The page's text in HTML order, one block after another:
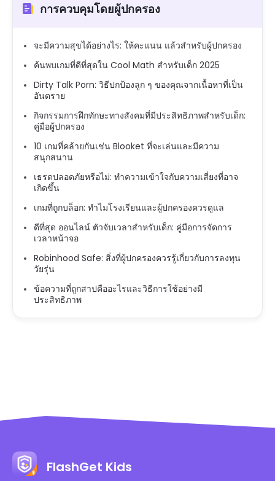
การควบคุมโดยผู้ปกครอง
จะมีความสุขได้อย่างไร: ให้คะแนน แล้วสำหรับผู้ปกครอง
ค้นพบเกมที่ดีที่สุดใน Cool Math สำหรับเด็ก 2025
Dirty Talk Porn: วิธีปกป้องลูก ๆ ของคุณจากเนื้อหาที่เป็น
อันตราย
กิจกรรมการฝึกทักษะทางสังคมที่มีประสิทธิภาพสำหรับเด็ก:
คู่มือผู้ปกครอง
10 เกมที่คล้ายกันเช่น Blooket ที่จะเล่นและมีความ
สนุกสนาน
เธรดปลอดภัยหรือไม่: ทำความเข้าใจกับความเสี่ยงที่อาจ
เกิดขึ้น
เกมที่ถูกบล็อก: ทำไมโรงเรียนและผู้ปกครองควรดูแล
ดีที่สุด ออนไลน์ ตัวจับเวลาสำหรับเด็ก: คู่มือการจัดการ
เวลาหน้าจอ
Robinhood Safe: สิ่งที่ผู้ปกครองควรรู้เกี่ยวกับการลงทุน
วัยรุ่น
ข้อความที่ถูกสาปคืออะไรและวิธีการใช้อย่างมี
ประสิทธิภาพ
FlashGet Kids